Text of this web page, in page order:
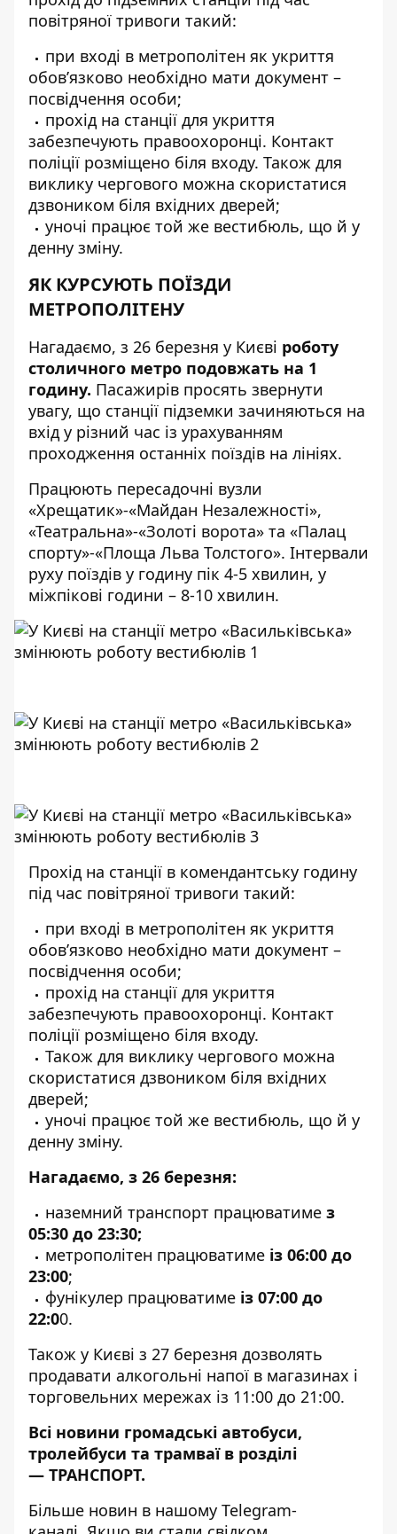
повітряної тривоги такий:
при вході в метрополітен як укриття
обов’язково необхідно мати документ –
посвідчення особи;
прохід на станції для укриття
забезпечують правоохоронці. Контакт
поліції розміщено біля входу. Також для
виклику чергового можна скористатися
дзвоником біля вхідних дверей;
уночі працює той же вестибюль, що й у
денну зміну.
ЯК КУРСУЮТЬ ПОЇЗДИ
МЕТРОПОЛІТЕНУ
Нагадаємо, з 26 березня у Києві роботу
столичного метро подовжать на 1
годину. Пасажирів просять звернути
увагу, що станції підземки зачиняються на
вхід у різний час із урахуванням
проходження останніх поїздів на лініях.
Працюють пересадочні вузли
«Хрещатик»-«Майдан Незалежності»,
«Театральна»-«Золоті ворота» та «Палац
спорту»-«Площа Льва Толстого». Інтервали
руху поїздів у годину пік 4-5 хвилин, у
міжпікові години – 8-10 хвилин.
Прохід на станції в комендантську годину
під час повітряної тривоги такий:
при вході в метрополітен як укриття
обов’язково необхідно мати документ –
посвідчення особи;
прохід на станції для укриття
забезпечують правоохоронці. Контакт
поліції розміщено біля входу.
Також для виклику чергового можна
скористатися дзвоником біля вхідних
дверей;
уночі працює той же вестибюль, що й у
денну зміну.
Нагадаємо, з 26 березня:
наземний транспорт працюватиме з
05:30 до 23:30;
метрополітен працюватиме із 06:00 до
23:00;
фунікулер працюватиме із 07:00 до
22:00.
Також у Києві з 27 березня дозволять
продавати алкогольні напої в магазинах і
торговельних мережах із 11:00 до 21:00.
Всі новини громадські автобуси,
тролейбуси та трамваї в розділі
— ТРАНСПОРТ.
Більше новин в нашому Telegram-